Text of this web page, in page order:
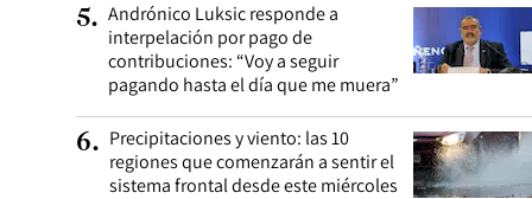
5. Andrónico Luksic responde a
interpelación por pago de
contribuciones: “Voy a seguir
pagando hasta el día que me muera”
6. Precipitaciones y viento: las 10
regiones que comenzarán a sentir el
sistema frontal desde este miércoles